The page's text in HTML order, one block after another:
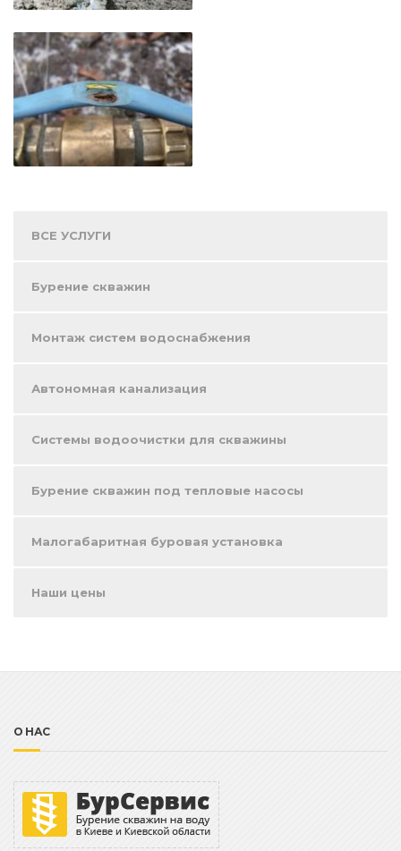
ВСЕ УСЛУГИ
Бурение скважин
Монтаж систем водоснабжения
Автономная канализация
Системы водоочистки для скважины
Бурение скважин под тепловые насосы
Малогабаритная буровая установка
Наши цены
О НАС